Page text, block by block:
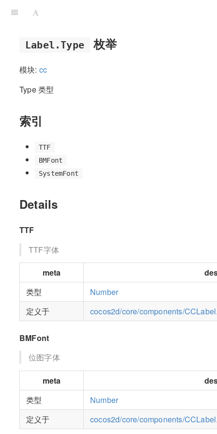
Label.Type 枚举
模块: cc
Type 类型
索引
TTF
BMFont
SystemFont
Details
TTF
TTF字体
meta
类型
Number
定义于
cocos2d/core/components/
BMFont
位图字体
meta
类型
Number
定义于
cocos2d/core/components/